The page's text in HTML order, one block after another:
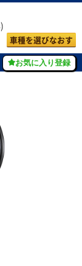
車種を選びなおす
お気に入り登録